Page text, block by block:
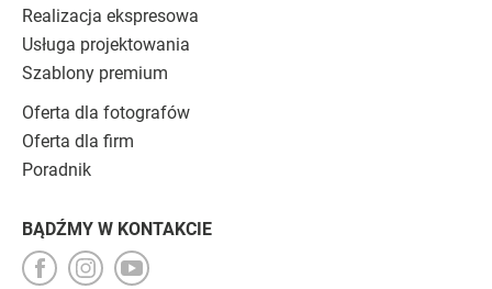
Realizacja ekspresowa
Usługa projektowania
Szablony premium
Oferta dla fotografów
Oferta dla firm
Poradnik
BĄDŹMY W KONTAKCIE